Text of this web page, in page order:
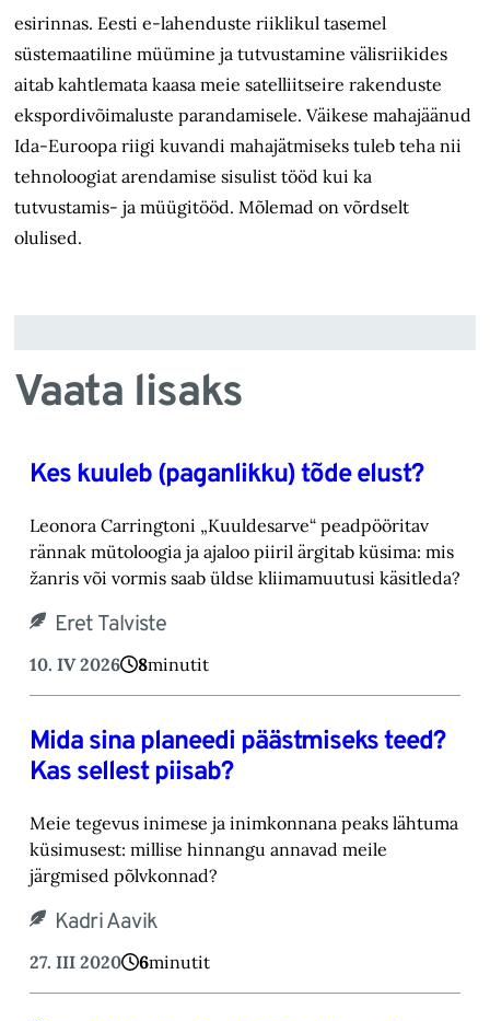
esirinnas. Eesti e-lahenduste riiklikul tasemel
süstemaatiline müümine ja tutvustamine välisriikides
aitab kahtlemata kaasa meie satelliitseire rakenduste
ekspordivõimaluste parandamisele. Väikese mahajäänud
Ida-Euroopa riigi kuvandi mahajätmiseks tuleb teha nii
tehnoloogiat arendamise sisulist tööd kui ka
tutvustamis- ja müügitööd. Mõlemad on võrdselt
olulised.
Vaata lisaks
Kes kuuleb (paganlikku) tõde elust?
Leonora Carringtoni „Kuuldesarve“ peadpööritav
rännak mütoloogia ja ajaloo piiril ärgitab küsima: mis
žanris või vormis saab üldse kliimamuutusi käsitleda?
Eret Talviste
10. IV 2026 8minutit
Mida sina planeedi päästmiseks teed?
Kas sellest piisab?
Meie tegevus inimese ja inimkonnana peaks lähtuma
küsimusest: millise hinnangu annavad meile
järgmised põlvkonnad?
Kadri Aavik
27. III 2020 6minutit